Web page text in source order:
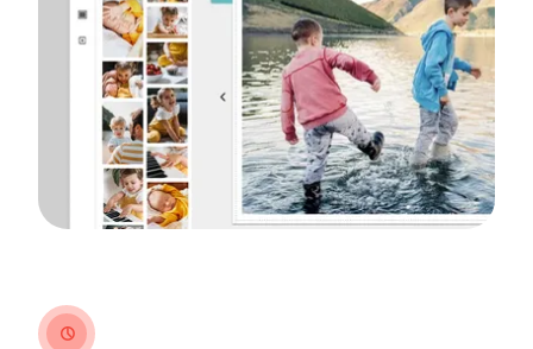
clock